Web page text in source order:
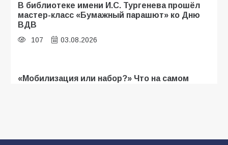
В библиотеке имени И.С. Тургенева прошёл
мастер-класс «Бумажный парашют» ко Дню
ВДВ
107 03.08.2026
«Мобилизация или набор?» Что на самом